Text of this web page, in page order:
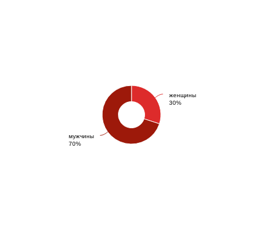
женщины
30%
мужчины
70%